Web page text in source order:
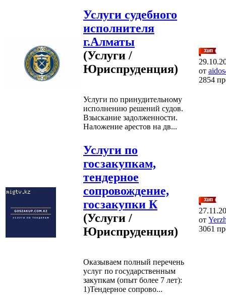
Услуги судебного
исполнителя
г.Алматы
(Услуги /
Юриспруденция)
Услуги по принудительному
исполнению решений судов.
Взыскание задолженности.
Наложение арестов на дв...
от
2854
Услуги по
госзакупкам,
тендерное
сопровождение,
госзакупки К
(Услуги /
Юриспруденция)
Оказываем полный перечень
услуг по государственным
закупкам (опыт более 7 лет):
1)Тендерное сопрово...
от
3061